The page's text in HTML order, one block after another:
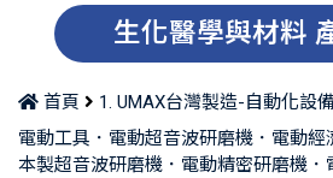
生化醫學與材料
首頁
1. UMAX台灣製造-自動化設
電動工具．電動超音波研磨機．電動經
本製超音波研磨機．電動精密研磨機．